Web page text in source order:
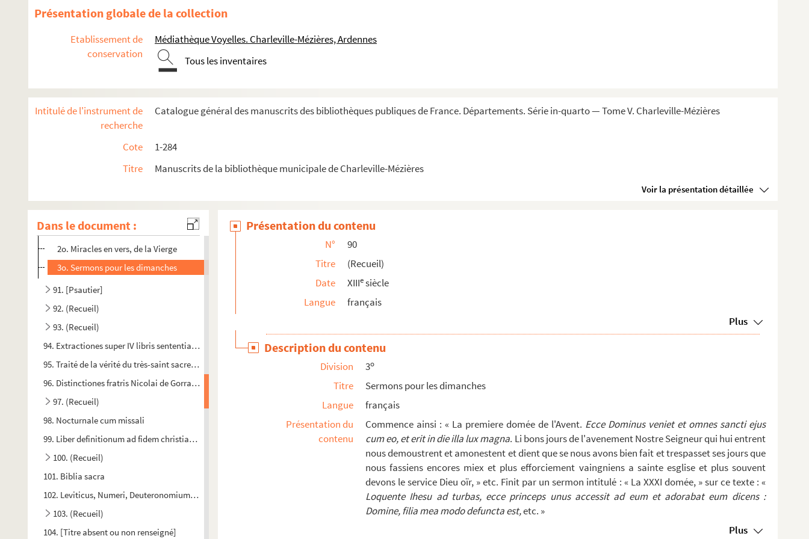
Présentation globale de la collection
Etablissement de
conservation
Médiathèque Voyelles. Charleville-Mézières, Ardennes
Tous les inventaires
Intitulé de l'instrument de
recherche
Catalogue général des manuscrits des bibliothèques publiques de France. Départements. Série in-quarto — Tome V. Charleville-Mézières
Cote
1-284
Titre
Manuscrits de la bibliothèque municipale de Charleville-Mézières
Voir la présentation détaillée
Dans le document :
84. (Recueil)
85a. Sermones de festis sanctorum, dempto capite voluminis
85b. Incipit liber qui dicitur spiritualis gracie devote virginis. Incipit prologus prior : « Benignitas ...
85d. (Recueil)
85e. Exempla de quinque statibus fidelium
90. (Recueil)
1o. Exposition des commandements de Dieu et des sept péchés mortels
2o. Miracles en vers, de la Vierge
3o. Sermons pour les dimanches
91. [Psautier]
92. (Recueil)
93. (Recueil)
94. Extractiones super IV libris sententiarum
95. Traité de la vérité du très-saint sacrement de l'autel
96. Distinctiones fratris Nicolai de Gorram secundum ordinem alphabeti digestæ
97. (Recueil)
98. Nocturnale cum missali
99. Liber definitionum ad fidem christianam spectantium sermone francico-latino conflatus
100. (Recueil)
101. Biblia sacra
102. Leviticus, Numeri, Deuteronomium, cum glossa variorum
103. (Recueil)
104. [Titre absent ou non renseigné]
Présentation du contenu
N°
90
Titre
(Recueil)
Date
XIIIesiècle
Langue
français
Plus
Description du contenu
Division 3o
Titre
Sermons pour les dimanches
Langue
français
Présentation du
contenu
Commence ainsi : « La premiere domée de l'Avent. Ecce Dominus veniet et omnes sancti ejus
cum eo, et erit in die illa lux magna. Li bons jours de l'avenement Nostre Seigneur qui hui entrent
nous demoustrent et amonestent et dient que se nous avons bien fait et trespasset ses jours que
nous fassiens encores miex et plus efforciement vaingniens a sainte esglise et plus souvent
devons le service Dieu oïr, » etc. Finit par un sermon intitulé : « La XXXI domée, » sur ce texte : «
Loquente Ihesu ad turbas, ecce princeps unus accessit ad eum et adorabat eum dicens :
Domine, filia mea modo defuncta est,etc. »
Plus